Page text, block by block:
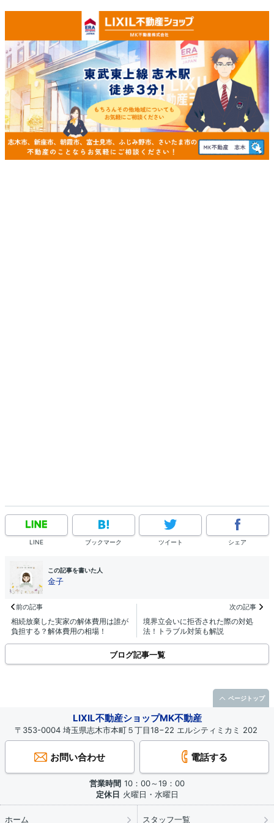
LINE ブックマーク ツイート シェア
この記事を書いた人
金子
前の記事
相続放棄した実家の解体費用は誰が
負担する？解体費用の相場！
次の記事
境界立会いに拒否された際の対処
法！トラブル対策も解説
ブログ記事一覧
LIXIL不動産ショップMK不動産
〒353-0004 埼玉県志木市本町５丁目18−22 エルシティミカミ 202
お問い合わせ 電話する
営業時間 10：00～19：00
定休日 火曜日・水曜日
ホーム スタッフ一覧
ページトップ